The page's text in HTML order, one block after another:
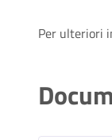
Per ulteriori